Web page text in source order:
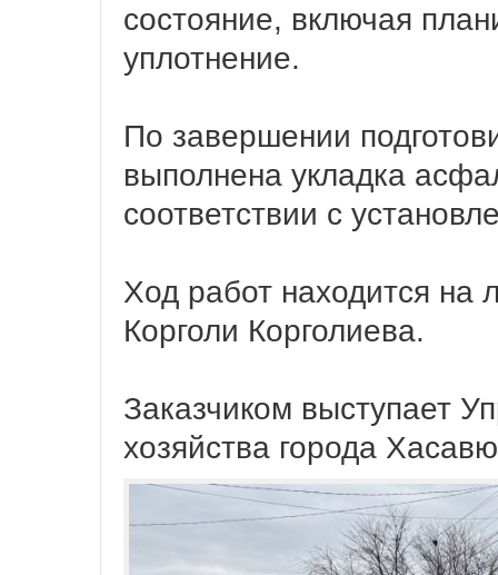
состояние, включая
уплотнение.
По завершении
выполнена укладка
соответствии с
Ход работ находится на
Корголи Корголиева.
Заказчиком выступает
хозяйства города